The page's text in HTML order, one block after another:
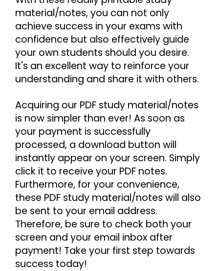
material/notes, you can not only
achieve success in your exams with
confidence but also effectively guide
your own students should you desire.
It's an excellent way to reinforce your
understanding and share it with others.
Acquiring our PDF study material/notes
is now simpler than ever! As soon as
your payment is successfully
processed, a download button will
instantly appear on your screen. Simply
click it to receive your PDF notes.
Furthermore, for your convenience,
these PDF study material/notes will also
be sent to your email address.
Therefore, be sure to check both your
screen and your email inbox after
payment! Take your first step towards
success today!